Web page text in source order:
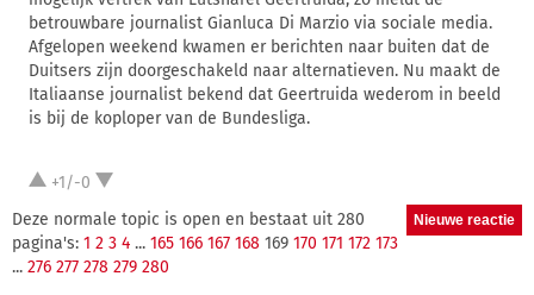
betrouwbare journalist Gianluca Di Marzio via sociale media.
Afgelopen weekend kwamen er berichten naar buiten dat de
Duitsers zijn doorgeschakeld naar alternatieven. Nu maakt de
Italiaanse journalist bekend dat Geertruida wederom in beeld
is bij de koploper van de Bundesliga.
+1/-0
Deze normale topic is open en bestaat uit 280
pagina's: 1 2 3 4 ... 165 166 167 168 169 170 171 172 173
... 276 277 278 279 280